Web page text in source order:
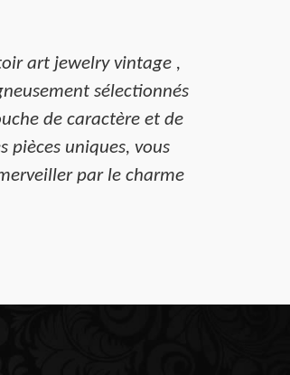
art jewelry vintage ,
sélectionnés
de caractère et de
pièces uniques, vous
par le charme